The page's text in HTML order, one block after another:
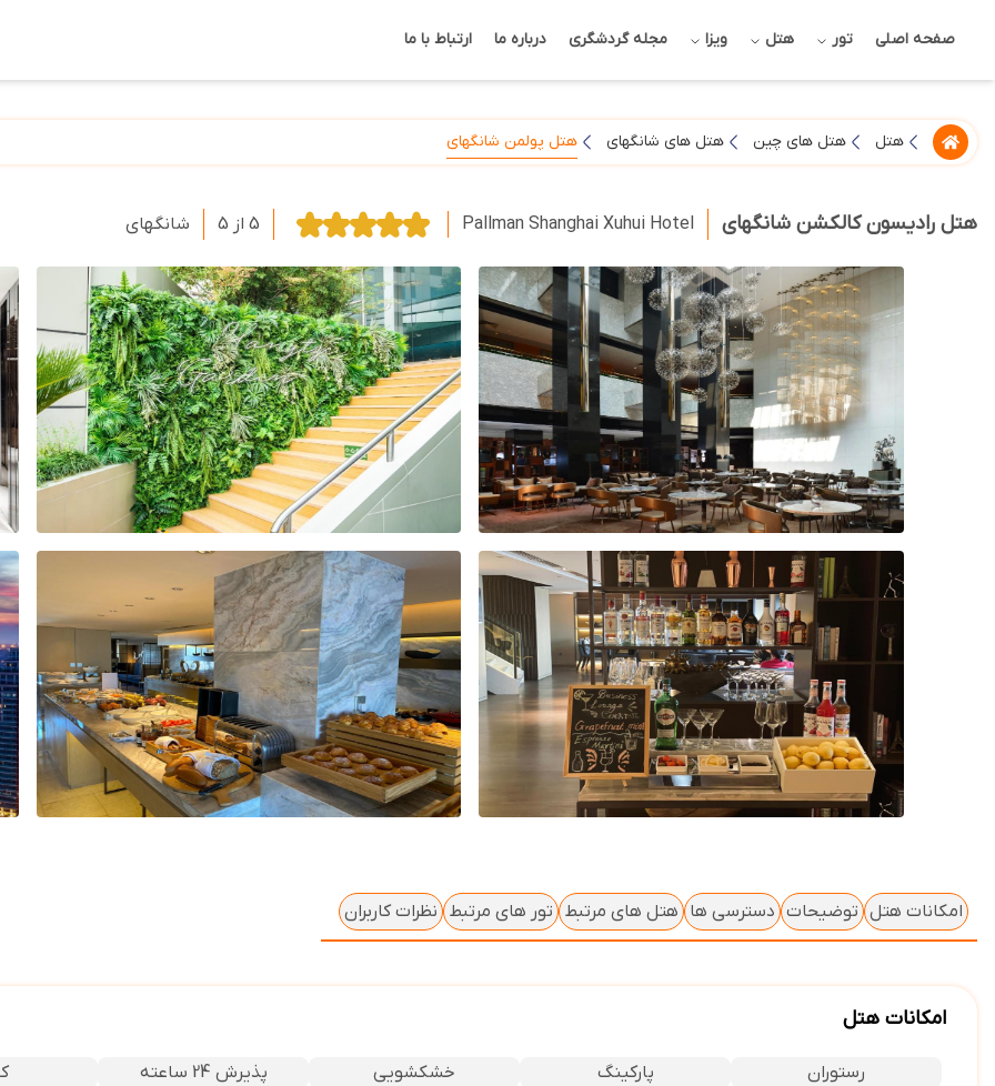
صفحه اصلی تور هتل ویزا مجله گردشگری درباره ما ارتباط با ما
هتل هتل های چین هتل های شانگهای هتل پولمن شانگهای
هتل رادیسون کالکشن شانگهای Pallman Shanghai Xuhui Hotel 5 از 5 شانگهای
امکانات هتل توضیحات دسترسی ها هتل های مرتبط تور های مرتبط نظرات کاربران
امکانات هتل
رستوران پارکینگ خشکشویی پذیرش 24 ساعته